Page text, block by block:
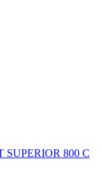
SUPERIOR 800 C